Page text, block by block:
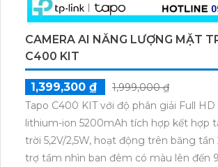
CAMERA AI NĂNG LƯỢNG MẶT
C400 KIT
1,399,300 ₫
1,999,000 ₫
Tapo C400 KIT với độ phân giải Full
lithium-ion 5200mAh tích hợp kết hợp
trời 5,2V/2,5W, hoạt động trên băng tần
trợ tầm nhìn ban đêm có màu lên đến